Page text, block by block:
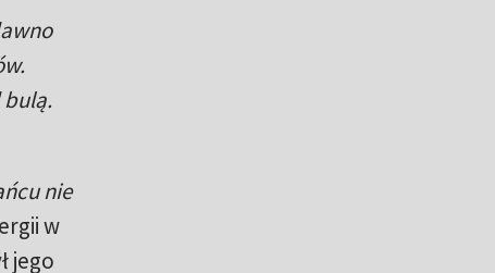
bulą.
nie
w
jego